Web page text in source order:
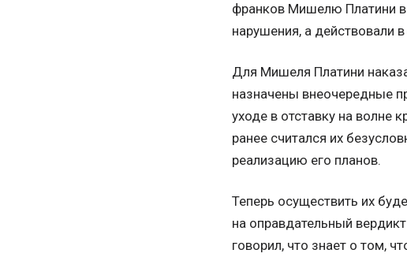
франков Мишелю Платини в
нарушения, а действовали
Для Мишеля Платини
назначены внеочередные
уходе в отставку на волне
ранее считался их
реализацию его планов.
Теперь осуществить их
на оправдательный
говорил, что знает о том,